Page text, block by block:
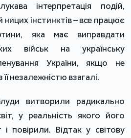
інтерпретація подій,
ницих інстинктів – все працює
яка має виправдати
військ на українську
України, якщо не
незалежністю взагалі.
витворили радикально
у реальність якого його
повірили. Відтак у світову